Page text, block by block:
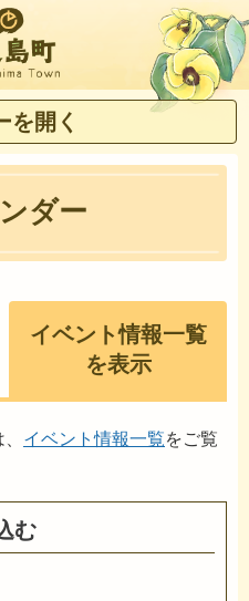
町
を開く
ダー
イベント情報一覧
を表示
イベント情報一覧をご覧
む